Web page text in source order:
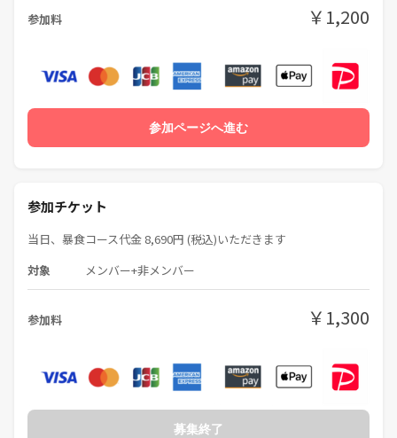
参加料 ￥1,200
参加ページへ進む
参加チケット
当日、暴食コース代金 8,690円 (税込)いただきます
対象 メンバー+非メンバー
参加料 ￥1,300
募集終了